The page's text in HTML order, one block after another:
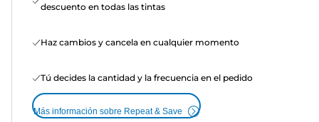
descuento en todas las tintas
Haz cambios y cancela en cualquier momento
Tú decides la cantidad y la frecuencia en el pedido
Más información sobre Repeat & Save